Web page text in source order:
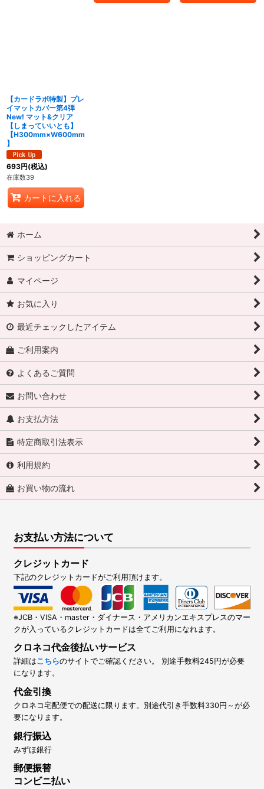
【カードラボ特製】プレ
イマットカバー第4弾
New! マット&クリア
【しまっていいとも】
【H300mm×W600mm
】
693円(税込)
在庫数39
カートに入れる
ホーム
ショッピングカート
マイページ
お気に入り
最近チェックしたアイテム
ご利用案内
よくあるご質問
お問い合わせ
お支払方法
特定商取引法表示
利用規約
お買い物の流れ
お支払い方法について
クレジットカード
下記のクレジットカードがご利用頂けます。
※JCB・VISA・master・ダイナース・アメリカンエキスプレスのマー
クが入っているクレジットカードは全てご利用になれます。
クロネコ代金後払いサービス
詳細はこちらのサイトでご確認ください。 別途手数料245円が必要
になります。
代金引換
クロネコ宅配便での配送に限ります。別途代引き手数料330円～が必
要になります。
銀行振込
みずほ銀行
郵便振替
コンビニ払い